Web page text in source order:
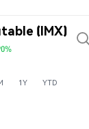
(IMX)
1Y YTD